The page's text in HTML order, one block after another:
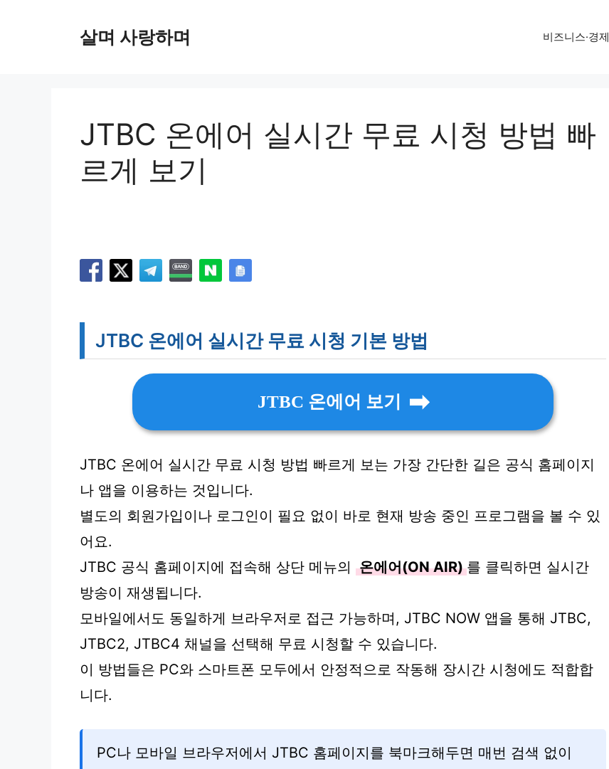
살며 사랑하며 비즈니스·경제
JTBC 온에어 실시간 무료 시청 방법 빠
르게 보기
JTBC 온에어 실시간 무료 시청 기본 방법
JTBC 온에어 보기
JTBC 온에어 실시간 무료 시청 방법 빠르게 보는 가장 간단한 길은 공식 홈페이지
나 앱을 이용하는 것입니다.
별도의 회원가입이나 로그인이 필요 없이 바로 현재 방송 중인 프로그램을 볼 수 있
어요.
JTBC 공식 홈페이지에 접속해 상단 메뉴의 온에어(ON AIR) 를 클릭하면 실시간
방송이 재생됩니다.
모바일에서도 동일하게 브라우저로 접근 가능하며, JTBC NOW 앱을 통해 JTBC,
JTBC2, JTBC4 채널을 선택해 무료 시청할 수 있습니다.
이 방법들은 PC와 스마트폰 모두에서 안정적으로 작동해 장시간 시청에도 적합합
니다.
PC나 모바일 브라우저에서 JTBC 홈페이지를 북마크해두면 매번 검색 없이